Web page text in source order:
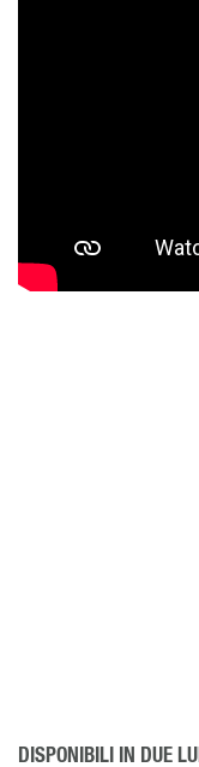
DISPONIBILI IN DUE